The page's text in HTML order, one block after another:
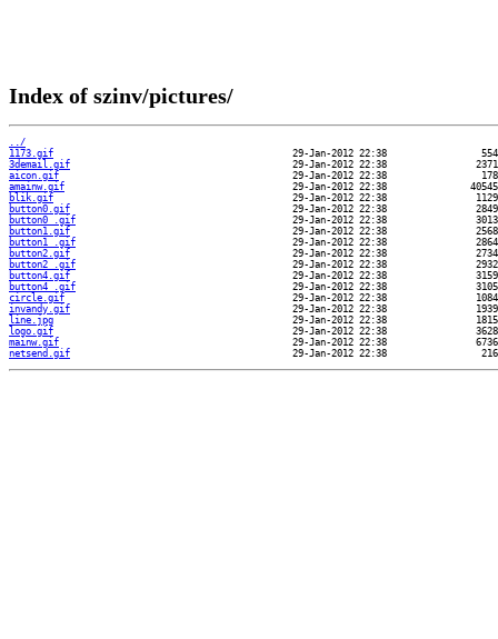
Index of szinv/pictures/
../
1173.gif
3demail.gif
aicon.gif
amainw.gif
blik.gif
button0.gif
button0_.gif
button1.gif
button1_.gif
button2.gif
button2_.gif
button4.gif
button4_.gif
circle.gif
invandy.gif
line.jpg
logo.gif
mainw.gif
netsend.gif